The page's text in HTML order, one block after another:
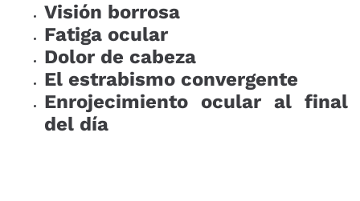
Visión borrosa
Fatiga ocular
Dolor de cabeza
El estrabismo convergente
Enrojecimiento ocular al final
del día